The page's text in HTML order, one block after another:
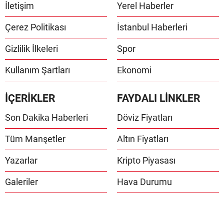
İletişim
Çerez Politikası
Gizlilik İlkeleri
Kullanım Şartları
Yerel Haberler
İstanbul Haberleri
Spor
Ekonomi
İÇERİKLER
Son Dakika Haberleri
Tüm Manşetler
Yazarlar
Galeriler
FAYDALI LİNKLER
Döviz Fiyatları
Altın Fiyatları
Kripto Piyasası
Hava Durumu